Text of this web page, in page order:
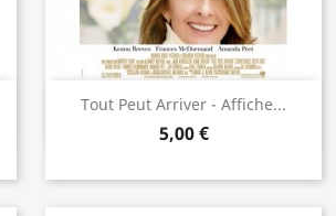
Tout Peut Arriver - Affiche...
5,00 €
Aperçu rapide